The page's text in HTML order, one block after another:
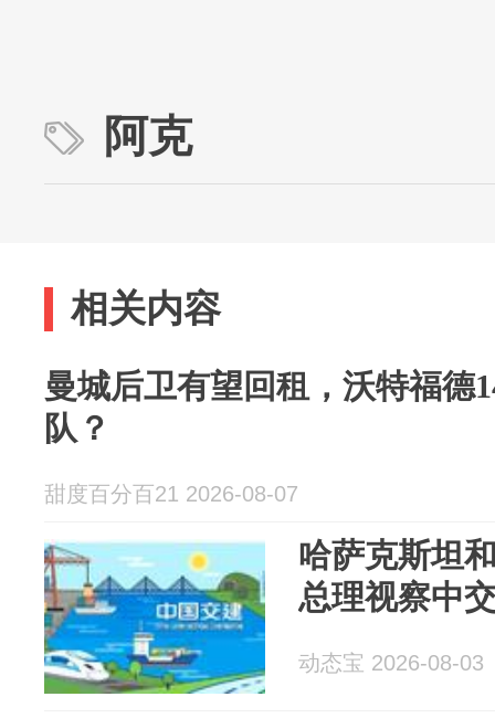
阿克
相关内容
曼城后卫有望回租，沃特福德
队？
甜度百分百21 2026-08-07
哈萨克斯坦
总理视察中
动态宝 2026-08-03